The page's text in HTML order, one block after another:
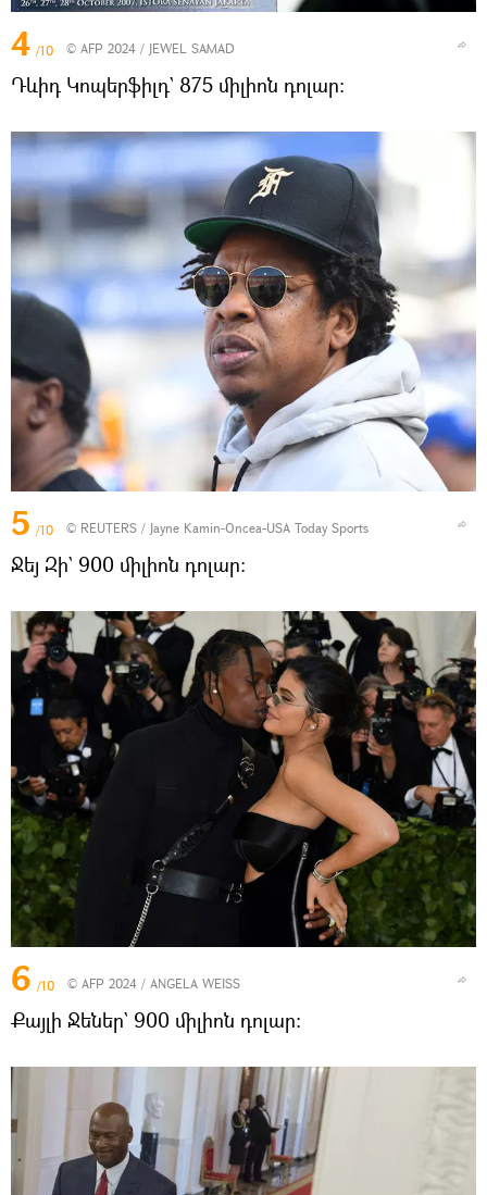
4 /10 © AFP 2024 / JEWEL SAMAD
Դևիդ Կոպերֆիլդ` 875 միլիոն դոլար։
5 /10 © REUTERS / Jayne Kamin-Oncea-USA Today Sports
Ջեյ Զի` 900 միլիոն դոլար։
6 /10 © AFP 2024 / ANGELA WEISS
Քայլի Ջեներ` 900 միլիոն դոլար։